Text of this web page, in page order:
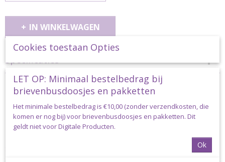
IN WINKELWAGEN
Specificaties
Productcode
staalkaart-durable-katoen
Omschrijving
Staalkaart Durable Breikatoen en
Glanskatoen
Cookies toestaan Opties
LET OP: Minimaal bestelbedrag bij
brievenbusdoosjes en pakketten
Het minimale bestelbedrag is €10,00 (zonder verzendkosten, die
komen er nog bij) voor brievenbusdoosjes en pakketten. Dit
geldt niet voor Digitale Producten.
Ok